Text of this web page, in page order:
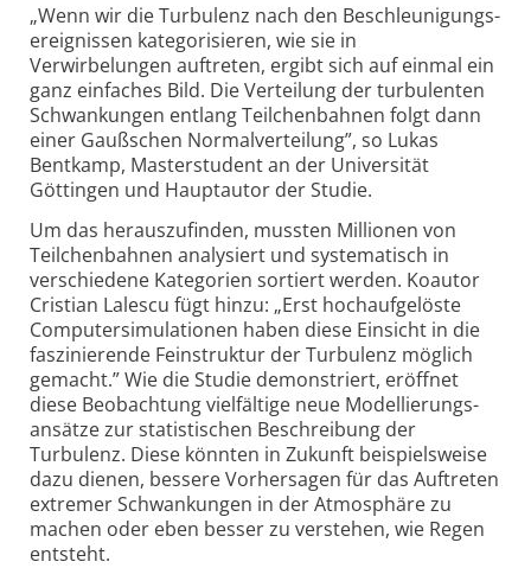
„Wenn wir die Turbulenz nach den Beschleunigungs­
ereignissen kategorisieren, wie sie in
Verwirbelungen auftreten, ergibt sich auf einmal ein
ganz einfaches Bild. Die Verteilung der turbulenten
Schwankungen entlang Teilchenbahnen folgt dann
einer Gaußschen Normalverteilung”, so Lukas
Bentkamp, Masterstudent an der Universität
Göttingen und Hauptautor der Studie.
Um das herauszufinden, mussten Millionen von
Teilchenbahnen analysiert und systematisch in
verschiedene Kategorien sortiert werden. Koautor
Cristian Lalescu fügt hinzu: „Erst hochaufgelöste
Computer­simulationen haben diese Einsicht in die
faszinierende Feinstruktur der Turbulenz möglich
gemacht.” Wie die Studie demonstriert, eröffnet
diese Beobachtung vielfältige neue Modellierungs­
ansätze zur statistischen Beschreibung der
Turbulenz. Diese könnten in Zukunft beispielsweise
dazu dienen, bessere Vorhersagen für das Auftreten
extremer Schwankungen in der Atmosphäre zu
machen oder eben besser zu verstehen, wie Regen
entsteht.